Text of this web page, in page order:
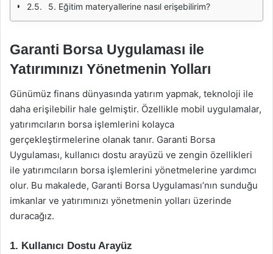
5. Eğitim materyallerine nasıl erişebilirim?
Garanti Borsa Uygulaması ile
Yatırımınızı Yönetmenin Yolları
Günümüz finans dünyasında yatırım yapmak, teknoloji ile
daha erişilebilir hale gelmiştir. Özellikle mobil uygulamalar,
yatırımcıların borsa işlemlerini kolayca
gerçekleştirmelerine olanak tanır. Garanti Borsa
Uygulaması, kullanıcı dostu arayüzü ve zengin özellikleri
ile yatırımcıların borsa işlemlerini yönetmelerine yardımcı
olur. Bu makalede, Garanti Borsa Uygulaması’nın sunduğu
imkanlar ve yatırımınızı yönetmenin yolları üzerinde
duracağız.
1. Kullanıcı Dostu Arayüz